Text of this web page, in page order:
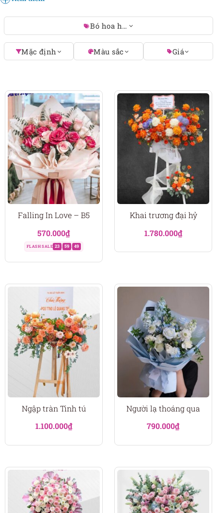
đẹp mắt mà còn đầy ý nghĩa. Hãy để tiệm hoa tươi
FlowerSight giúp bạn chọn lựa bó hoa hồng kem
ưng ý nhất để trao gửi yêu thương và tạo nên những
khoảnh khắc đáng nhớ ngay hôm nay.
Bó hoa hồng kem
Mặc định Màu sắc Giá
Falling In Love – B5
570.000₫
FLASH SALE 23 : 59 : 47
Khai trương đại hỷ
1.780.000₫
Ngập tràn Tinh tú
1.100.000₫
Người lạ thoáng qua
790.000₫